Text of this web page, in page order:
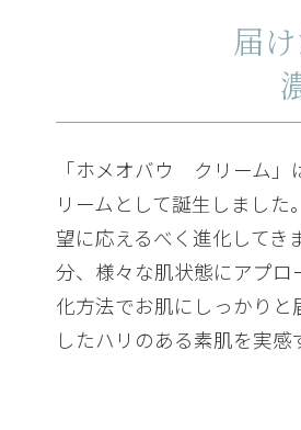
肌がつるつるになってきて、しっかり保湿
クリームのレビュー
こってりしたつけ心地ですが、ベタベタは
ています。
届
「ホメオバウ クリーム」
リームとして誕生しまし
望に応えるべく進化して
分、様々な肌状態にアプ
化方法でお肌にしっかり
したハリのある素肌を実感